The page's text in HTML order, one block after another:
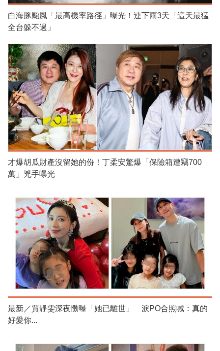
白海豚颱風「最高機率路徑」曝光！連下雨3天「這天最猛
全台躲不過」
才爆胡瓜財產沒留她的份！丁柔安驚爆「保險箱遭竊700
萬」兇手曝光
最新／賈靜雯深夜慟曝「她已離世」 淚PO合照喊：真的
好愛你...